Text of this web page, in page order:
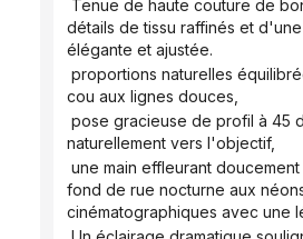
détails de tissu raffinés et
élégante et ajustée.
cou aux lignes douces,
naturellement vers l'objectif,
fond de rue nocturne aux
cinématographiques avec une